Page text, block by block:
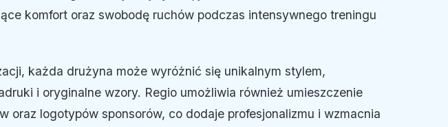
komfort oraz swobodę ruchów podczas intensywnego treningu
każda drużyna może wyróżnić się unikalnym stylem,
i oryginalne wzory. Regio umożliwia również umieszczenie
oraz logotypów sponsorów, co dodaje profesjonalizmu i wzmacnia